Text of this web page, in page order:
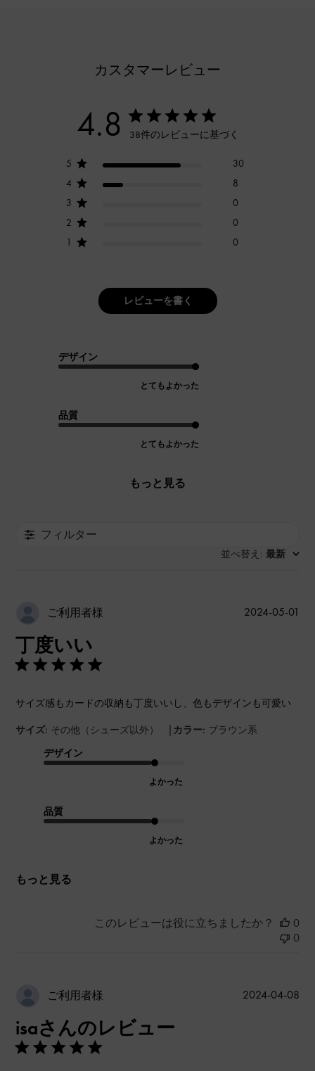
カスタマーレビュー
4.8 38件のレビューに基づく
5
30
4
8
3
0
2
0
1
0
レビューを書く
デザイン
とてもよかった
品質
とてもよかった
もっと見る
フィルター
並べ替え : 最新
ご利用者様
丁度いい
サイズ感もカードの収納も丁度いいし、色もデザインも可愛い
サイズ: その他（シューズ以外） | カラー: ブラウン系
デザイン
よかった
品質
よかった
もっと見る
2024-05-01
このレビューは役に立ちましたか？
0
0
ご利用者様
isaさんのレビュー
公
2024-04-08